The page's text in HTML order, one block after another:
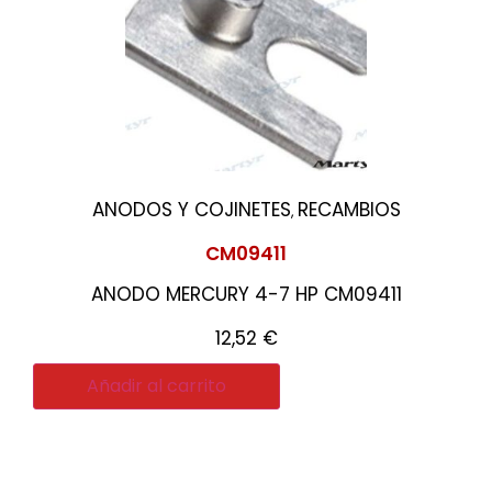
ANODOS Y COJINETES, RECAMBIOS
CM09411
ANODO MERCURY 4-7 HP CM09411
12,52 €
Añadir al carrito